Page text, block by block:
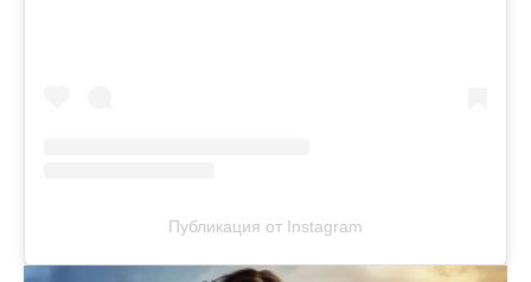
Публикация от Instagram